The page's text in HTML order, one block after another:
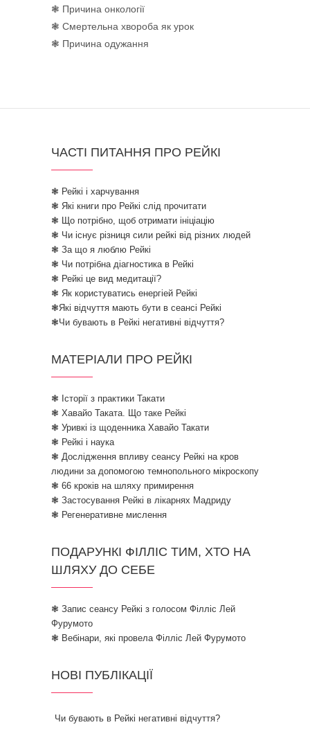
❃ Причина онкології
❃ Смертельна хвороба як урок
❃ Причина одужання
ЧАСТІ ПИТАННЯ ПРО РЕЙКІ
❃ Рейкі і харчування
❃ Які книги про Рейкі слід прочитати
❃ Що потрібно, щоб отримати ініціацію
❃ Чи існує різниця сили рейкі від різних людей
❃ За що я люблю Рейкі
❃ Чи потрібна діагностика в Рейкі
❃ Рейкі це вид медитації?
❃ Як користуватись енергіей Рейкі
❃Які відчуття мають бути в сеансі Рейкі
❃Чи бувають в Рейкі негативні відчуття?
МАТЕРІАЛИ ПРО РЕЙКІ
❃ Історії з практики Такати
❃ Хавайо Таката. Що таке Рейкі
❃ Уривкі із щоденника Хавайо Такати
❃ Рейкі і наука
❃ Дослідження впливу сеансу Рейкі на кров
людини за допомогою темнопольного мікроскопу
❃ 66 кроків на шляху примирення
❃ Застосування Рейкі в лікарнях Мадриду
❃ Регенеративне мислення
ПОДАРУНКІ ФІЛЛІС ТИМ, ХТО НА
ШЛЯХУ ДО СЕБЕ
❃ Запис сеансу Рейкі з голосом Філліс Лей
Фурумото
❃ Вебінари, які провела Філліс Лей Фурумото
НОВІ ПУБЛІКАЦІЇ
Чи бувають в Рейкі негативні відчуття?